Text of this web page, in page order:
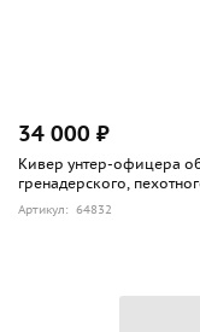
34 000 ₽
Кивер унтер-офицера
гренадерского,
Артикул: 64832